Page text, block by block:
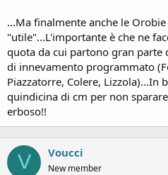
...Ma finalmente anche le
"utile"...L'importante è che ne
quota da cui partono gran parte
di innevamento programmato
Piazzatorre, Colere, Lizzola)...In
quindicina di cm per non
erboso!!
V Voucci
New member